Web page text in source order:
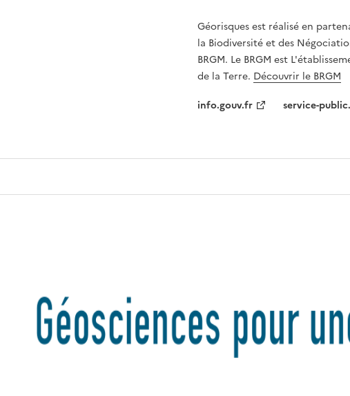
Géorisques est réalisé en
la Biodiversité et des
BRGM. Le BRGM est
de la Terre. Découvrir le BRGM
info.gouv.fr
service-